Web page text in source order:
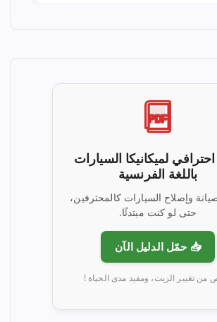
PDF
لميكانيكا السيارات
باللغة الفرنسية
وإصلاح السيارات كالمحترفين،
حتى لو كنت مبتدئًا.
📥 حمّل الدليل الآن
من تغيير الزيت، ومفيد مدى الحياة !